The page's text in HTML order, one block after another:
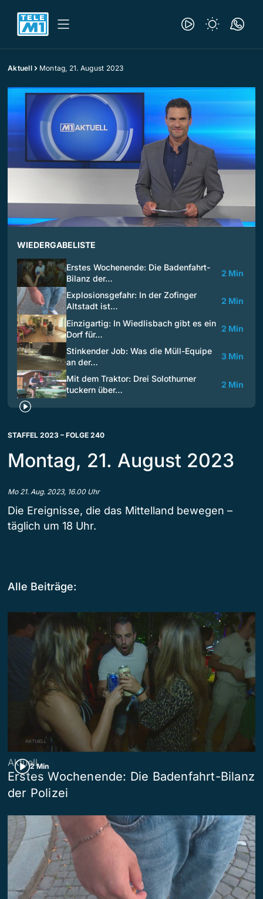
Aktuell Montag, 21. August 2023
WIEDERGABELISTE
Erstes Wochenende: Die Badenfahrt-
Bilanz der…
2 Min
Explosionsgefahr: In der Zofinger
Altstadt ist…
2 Min
Einzigartig: In Wiedlisbach gibt es ein
Dorf für…
2 Min
Stinkender Job: Was die Müll-Equipe
an der…
3 Min
Mit dem Traktor: Drei Solothurner
tuckern über…
2 Min
STAFFEL 2023 – FOLGE 240
Montag, 21. August 2023
Mo 21. Aug. 2023, 16.00 Uhr
Die Ereignisse, die das Mittelland bewegen –
täglich um 18 Uhr.
Alle Beiträge:
2 Min
Aktuell
Erstes Wochenende: Die Badenfahrt-Bilanz
der Polizei